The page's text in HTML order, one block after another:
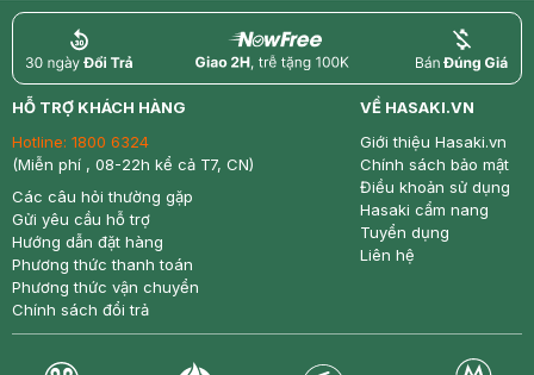
return nowfree price
HỖ TRỢ KHÁCH HÀNG
Hotline: 1800 6324
(Miễn phí , 08-22h kể cả T7, CN)
Các câu hỏi thường gặp
Gửi yêu cầu hỗ trợ
Hướng dẫn đặt hàng
Phương thức thanh toán
Phương thức vận chuyển
Chính sách đổi trả
VỀ HASAKI.VN
Giới thiệu Hasaki.vn
Chính sách bảo mật
Điều khoản sử dụng
Hasaki cẩm nang
Tuyển dụng
Liên hệ